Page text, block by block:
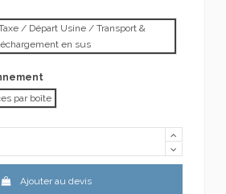
/ Départ Usine / Transport &
en sus
par boîte
Ajouter au devis